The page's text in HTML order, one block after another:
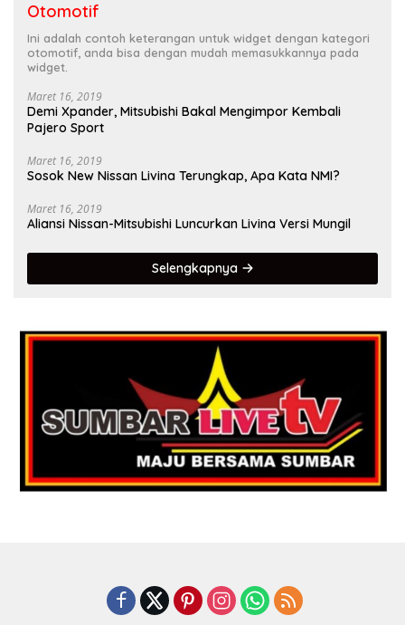
Otomotif
Ini adalah contoh keterangan untuk widget dengan kategori
otomotif, anda bisa dengan mudah memasukkannya pada
widget.
Maret 16, 2019
Demi Xpander, Mitsubishi Bakal Mengimpor Kembali
Pajero Sport
Maret 16, 2019
Sosok New Nissan Livina Terungkap, Apa Kata NMI?
Maret 16, 2019
Aliansi Nissan-Mitsubishi Luncurkan Livina Versi Mungil
Selengkapnya